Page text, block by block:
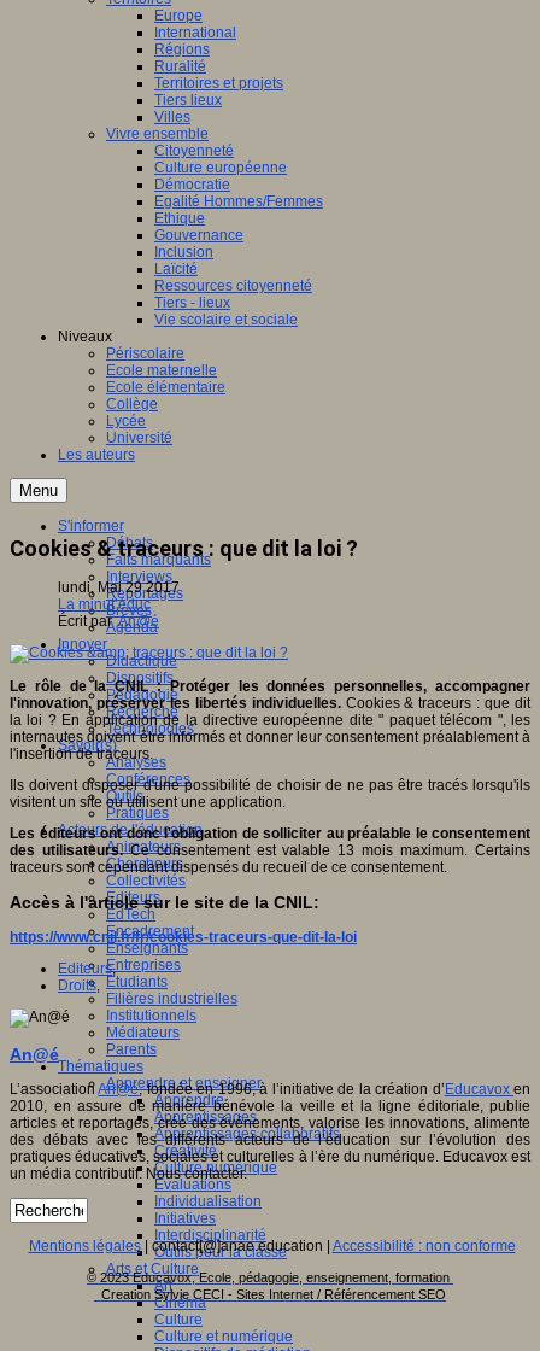
Europe
International
Régions
Ruralité
Territoires et projets
Tiers lieux
Villes
Vivre ensemble
Citoyenneté
Culture européenne
Démocratie
Egalité Hommes/Femmes
Ethique
Gouvernance
Inclusion
Laïcité
Ressources citoyenneté
Tiers - lieux
Vie scolaire et sociale
Niveaux
Périscolaire
Ecole maternelle
Ecole élémentaire
Collège
Lycée
Université
Les auteurs
Menu
S'informer
Débats
Faits marquants
Interviews
Reportages
Brèves
Agenda
Innover
Didactique
Dispositifs
Pédagogie
Recherche
Technologies
Savoir(s)
Analyses
Conférences
Outils
Pratiques
Acteurs de l'éducation
Animateurs
Chercheurs
Collectivités
Editeurs
EdTech
Encadrement
Enseignants
Entreprises
Etudiants
Filières industrielles
Institutionnels
Médiateurs
Parents
Thématiques
Apprendre et enseigner
Apprendre
Apprentissages
Apprentissages collaboratifs
Créativité
Culture numérique
Evaluations
Individualisation
Initiatives
Interdisciplinarité
Outils pour la classe
Arts et Culture
Art
Cinéma
Culture
Culture et numérique
Cookies & traceurs : que dit la loi ?
lundi, Mai 29 2017
La minut’éduc
Écrit parAn@é
Le rôle de la CNIL : Protéger les données personnelles, accompagner
l'innovation, préserver les libertés individuelles.Cookies & traceurs : que dit
la loi ? En application de la directive européenne dite " paquet télécom ", les
internautes doivent être informés et donner leur consentement préalablement à
l'insertion de traceurs.
Ils doivent disposer d'une possibilité de choisir de ne pas être tracés lorsqu'ils
visitent un site ou utilisent une application.
Les éditeurs ont donc l'obligation de solliciter au préalable le consentement
des utilisateurs.Ce consentement est valable 13 mois maximum. Certains
traceurs sont cependant dispensés du recueil de ce consentement.
Accès à l'article sur le site de la CNIL:
https://www.cnil.fr/fr/cookies-traceurs-que-dit-la-loi
Editeurs,
Droits,
An@é
L’associationAn@é, fondée en 1996, à l’initiative de la création d’ Educavoxen
2010, en assure de manière bénévole la veille et la ligne éditoriale, publie
articles et reportages, crée des événements, valorise les innovations, alimente
des débats avec les différents acteurs de l’éducation sur l’évolution des
pratiques éducatives, sociales et culturelles à l’ère du numérique. Educavox est
un média contributif. Nous contacter.
Mentions légales| contact[@]anae.education | Accessibilité : non conforme
© 2023 Educavox, Ecole, pédagogie, enseignement, formation
Creation Sylvie CECI - Sites Internet / Référencement SEO